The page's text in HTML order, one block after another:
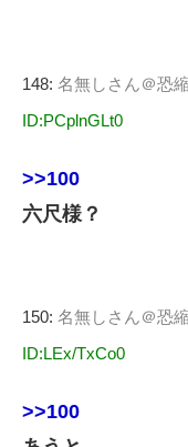
148: 名無しさん＠恐
ID:PCplnGLt0
>>100
六尺様？
150: 名無しさん＠恐
ID:LEx/TxCo0
>>100